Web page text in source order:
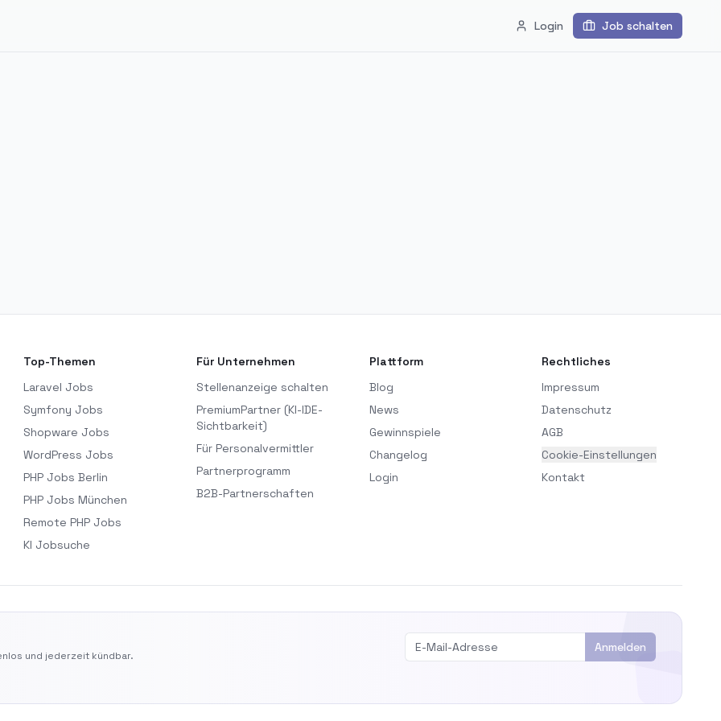
Login Job schalten
Top-Themen
Laravel Jobs
Symfony Jobs
Shopware Jobs
WordPress Jobs
PHP Jobs Berlin
PHP Jobs München
Remote PHP Jobs
KI Jobsuche
Für Unternehmen
Stellenanzeige schalten
PremiumPartner (KI-IDE-
Sichtbarkeit)
Für Personalvermittler
Partnerprogramm
B2B-Partnerschaften
Plattform
Blog
News
Gewinnspiele
Changelog
Login
Rechtliches
Impressum
Datenschutz
AGB
Cookie-Einstellungen
Kontakt
und jederzeit kündbar.
Anmelden